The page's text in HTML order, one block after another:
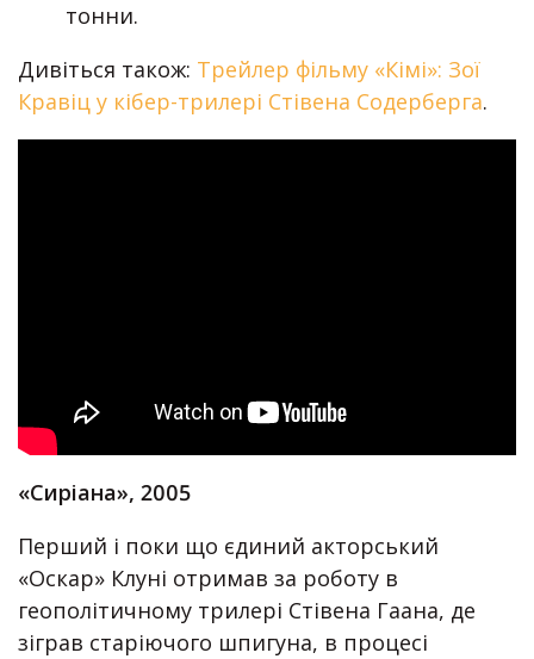
тонни.
Дивіться також: Трейлер фільму «Кімі»: Зої
Кравіц у кібер-трилері Стівена Содерберга.
«Сиріана», 2005
Перший і поки що єдиний акторський
«Оскар» Клуні отримав за роботу в
геополітичному трилері Стівена Гаана, де
зіграв старіючого шпигуна, в процесі